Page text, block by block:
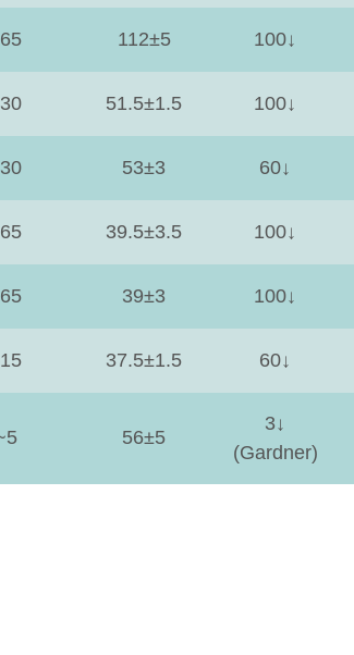
112±5 100↓
51.5±1.5 100↓
53±3 60↓
39.5±3.5 100↓
39±3 100↓
37.5±1.5 60↓
56±5
3↓
(Gardner)